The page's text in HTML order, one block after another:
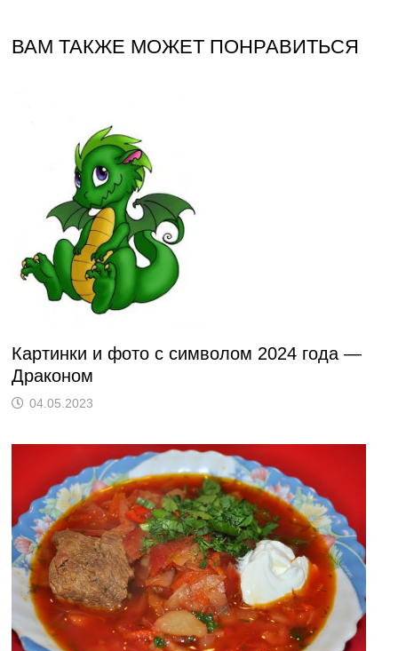
ВАМ ТАКЖЕ МОЖЕТ ПОНРАВИТЬСЯ
Картинки и фото с символом 2024 года —
Драконом
04.05.2023